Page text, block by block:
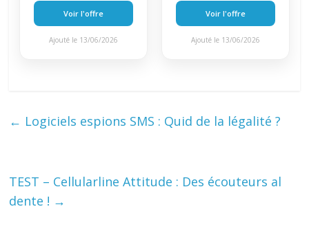
Voir l'offre
Ajouté le 13/06/2026
Voir l'offre
Ajouté le 13/06/2026
← Logiciels espions SMS : Quid de la légalité ?
TEST – Cellularline Attitude : Des écouteurs al
dente ! →